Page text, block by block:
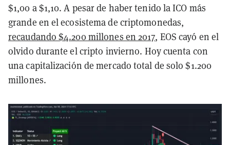
$1,00 a $1,10. A pesar de haber tenido la ICO más
grande en el ecosistema de criptomonedas,
recaudando $4.200 millones en 2017, EOS cayó en el
olvido durante el cripto invierno. Hoy cuenta con
una capitalización de mercado total de solo $1.200
millones.